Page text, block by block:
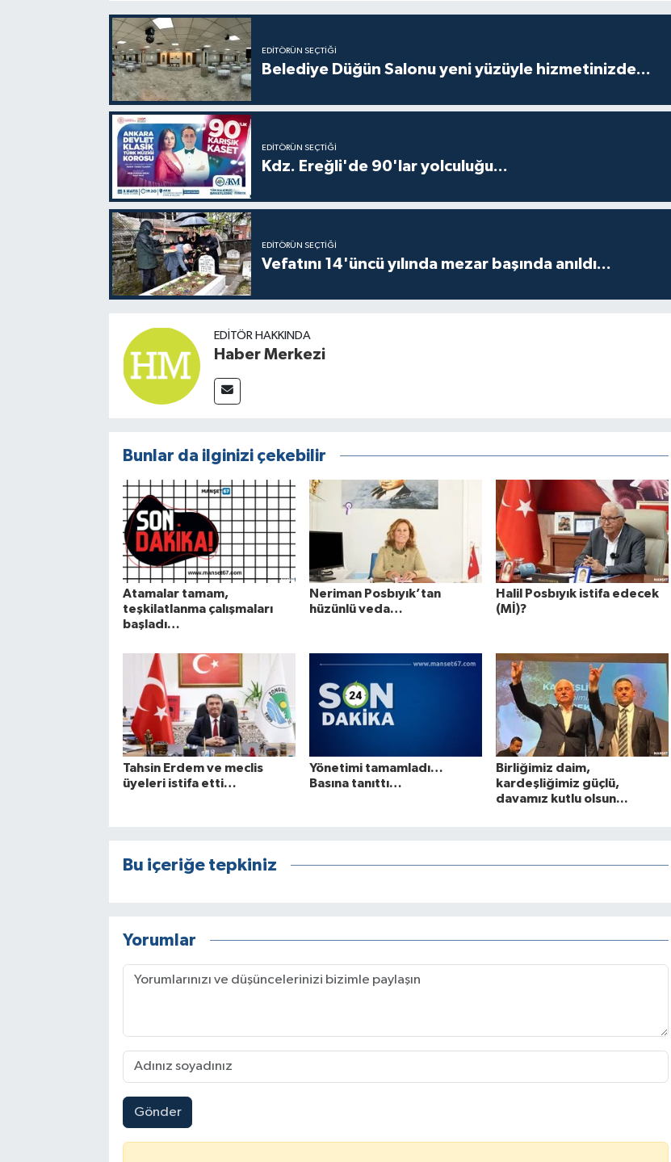
EDITÖRÜN SEÇTIĞI
Belediye Düğün Salonu yeni yüzüyle hizmetinizde...
EDITÖRÜN SEÇTIĞI
Kdz. Ereğli'de 90'lar yolculuğu...
EDITÖRÜN SEÇTIĞI
Vefatını 14'üncü yılında mezar başında anıldı...
EDITÖR HAKKINDA
Haber Merkezi
Bunlar da ilginizi çekebilir
Atamalar tamam,
teşkilatlanma çalışmaları
başladı…
Neriman Posbıyık’tan
hüzünlü veda…
Halil Posbıyık istifa edecek
(Mİ)?
Tahsin Erdem ve meclis
üyeleri istifa etti…
Yönetimi tamamladı…
Basına tanıttı…
Birliğimiz daim,
kardeşliğimiz güçlü,
davamız kutlu olsun...
Bu içeriğe tepkiniz
Yorumlar
Gönder